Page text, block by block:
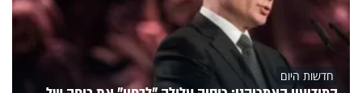
חדשות היום